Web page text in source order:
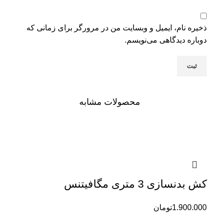
ذخیره نام، ایمیل و وبسایت من در مرورگر برای زمانی که
دوباره دیدگاهی می‌نویسم.
محصولات مشابه
کش بدنسازی 3 متری مگافیتنس
تومان1.900.000